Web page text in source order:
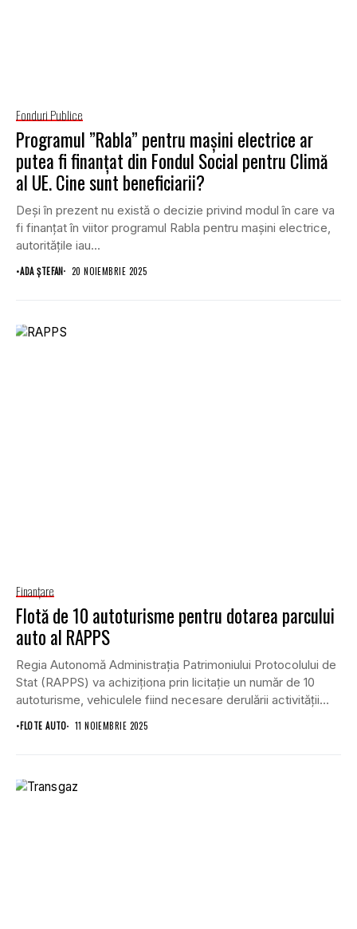
Fonduri Publice
Programul ”Rabla” pentru mașini electrice ar
putea fi finanțat din Fondul Social pentru Climă
al UE. Cine sunt beneficiarii?
Deși în prezent nu există o decizie privind modul în care va
fi finanțat în viitor programul Rabla pentru mașini electrice,
autoritățile iau...
•ADA ȘTEFAN 20 NOIEMBRIE 2025
Finanţare
Flotă de 10 autoturisme pentru dotarea parcului
auto al RAPPS
Regia Autonomă Administrația Patrimoniului Protocolului de
Stat (RAPPS) va achiziționa prin licitație un număr de 10
autoturisme, vehiculele fiind necesare derulării activității
de...
•FLOTE AUTO 11 NOIEMBRIE 2025